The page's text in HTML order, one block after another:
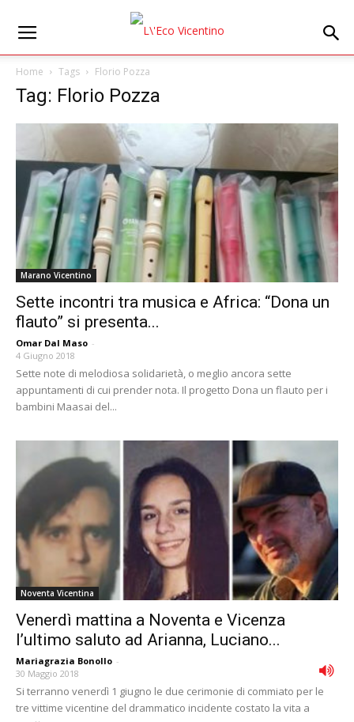
Home Tags Florio Pozza
Tag: Florio Pozza
Marano Vicentino
Sette incontri tra musica e Africa: “Dona un
flauto” si presenta...
Omar Dal Maso -
4 Giugno 2018
Sette note di melodiosa solidarietà, o meglio ancora sette
appuntamenti di cui prender nota. Il progetto Dona un flauto per i
bambini Maasai del...
Noventa Vicentina
Venerdì mattina a Noventa e Vicenza
l’ultimo saluto ad Arianna, Luciano...
Mariagrazia Bonollo -
30 Maggio 2018
Si terranno venerdì 1 giugno le due cerimonie di commiato per le
tre vittime vicentine del drammatico incidente costato la vita a